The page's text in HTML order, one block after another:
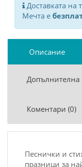
Доставката на
Мечта е
Описание
Коментари (0)
Песнички и
празници за